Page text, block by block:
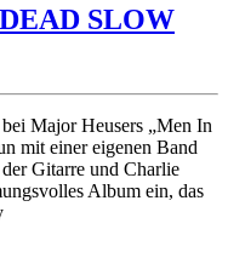
SLOW
Major Heusers „Men In
mit einer eigenen Band
Gitarre und Charlie
Album ein, das